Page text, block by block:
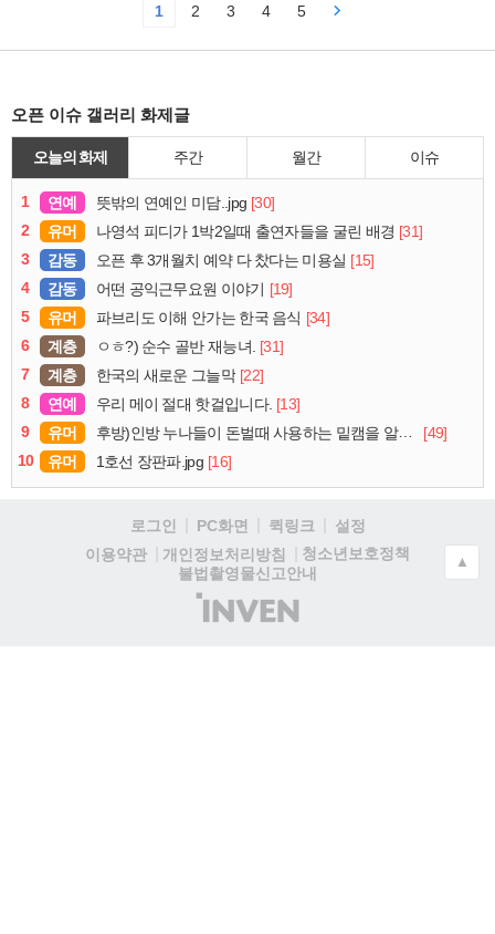
1 2 3 4 5
오픈 이슈 갤러리 화제글
오늘의 화제 주간 월간 이슈
1 연예 뜻밖의 연예인 미담..jpg [30]
2
유머 나영석 피디가 1박2일때 출연자들을 굴린 배경 [31]
3
감동 오픈 후 3개월치 예약 다 찼다는 미용실 [15]
4
감동 어떤 공익근무요원 이야기 [19]
5
유머 파브리도 이해 안가는 한국 음식 [34]
6
계층 ㅇㅎ?) 순수 골반 재능녀. [31]
7
계층 한국의 새로운 그늘막 [22]
8
연예 우리 메이 절대 핫걸입니다. [13]
9
유머 후방)인방 누나들이 돈벌때 사용하는 밑캠을 알아보자
[49]
10
유머 1호선 장판파.jpg [16]
로그인 PC화면 퀵링크
설정
이용약관
개인정보처리방침
청소년보호정책
불법촬영물신고안내
(주)
인
▲